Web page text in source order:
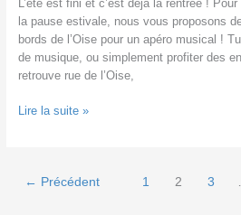
L’été est fini et c’est déjà la rentrée !
la pause estivale, nous vous proposons
bords de l’Oise pour un apéro musical !
de musique, ou simplement profiter des
retrouve rue de l’Oise,
Apéro
Lire la suite »
← Précédent 1 2 3